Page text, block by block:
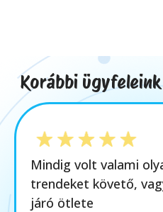
Korábbi
Mindig volt valami
trendeket követő,
járó ötlete